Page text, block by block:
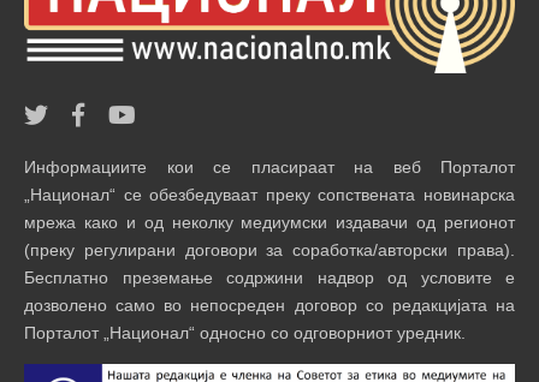
Информациите кои се пласираат на веб Порталот
„Национал“ се обезбедуваат преку сопствената новинарска
мрежа како и од неколку медиумски издавачи од регионот
(преку регулирани договори за соработка/авторски права).
Бесплатно преземање содржини надвор од условите е
дозволено само во непосреден договор со редакцијата на
Порталот „Национал“ односно со одговорниот уредник.